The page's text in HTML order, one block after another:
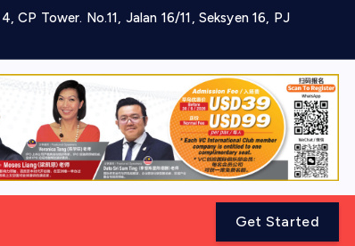
CP Tower. No.11, Jalan 16/11, Seksyen 16, PJ
Get Started